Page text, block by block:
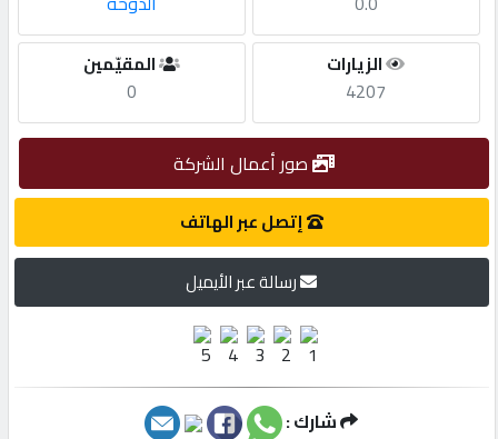
طلب
الاحصائيات
مميزة
إبحث
المقيّمين
0
الزيارات
4207
صور أعمال الشركة
إتصل عبر الهاتف
رسالة عبر الأيميل
شارك :